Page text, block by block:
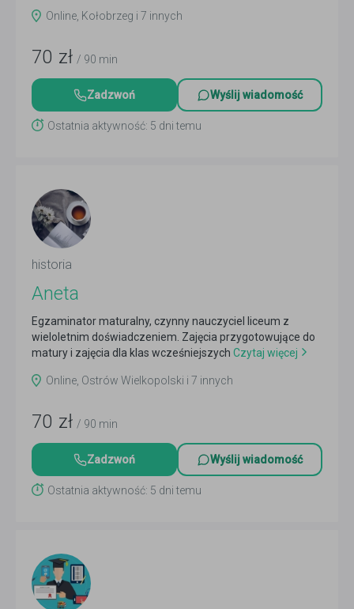
Online, Kołobrzeg i 7 innych
70 zł / 90 min
Zadzwoń Wyślij wiadomość
Ostatnia aktywność: 5 dni temu
historia
Aneta
Egzaminator maturalny, czynny nauczyciel liceum z
wieloletnim doświadczeniem. Zajęcia przygotowujące do
matury i zajęcia dla klas wcześniejszych Czytaj więcej
Online, Ostrów Wielkopolski i 7 innych
70 zł / 90 min
Zadzwoń Wyślij wiadomość
Ostatnia aktywność: 5 dni temu